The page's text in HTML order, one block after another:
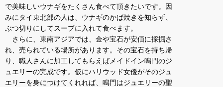
で美味しいウナギをたくさん食べて頂きたいです。因
みにタイ東北部の人は、ウナギのかば焼きを知らず、
ぶつ切りにしてスープに入れて食べます。
さらに、東南アジアでは、金や宝石が安価に採掘さ
れ、売られている場所があります。その宝石を持ち帰
り、職人さんに加工してもらえばメイドイン鳴門のジ
ュエリーの完成です。仮にハリウッド女優がそのジュ
エリーを身につけてくれれば、鳴門はジュエリーの聖